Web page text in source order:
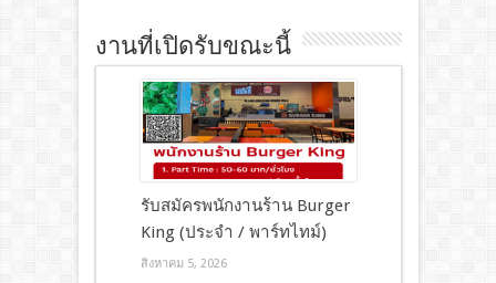
งานที่เปิดรับขณะนี้
รับสมัครพนักงานร้าน Burger
King (ประจำ / พาร์ทไทม์)
สิงหาคม 5, 2026